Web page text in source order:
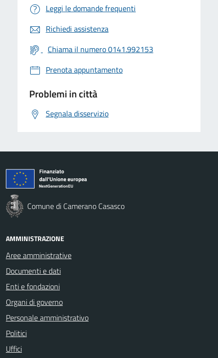
Leggi le domande frequenti
Richiedi assistenza
Chiama il numero 0141.992153
Prenota appuntamento
Problemi in città
Segnala disservizio
Comune di Camerano Casasco
AMMINISTRAZIONE
Aree amministrative
Documenti e dati
Enti e fondazioni
Organi di governo
Personale amministrativo
Politici
Uffici